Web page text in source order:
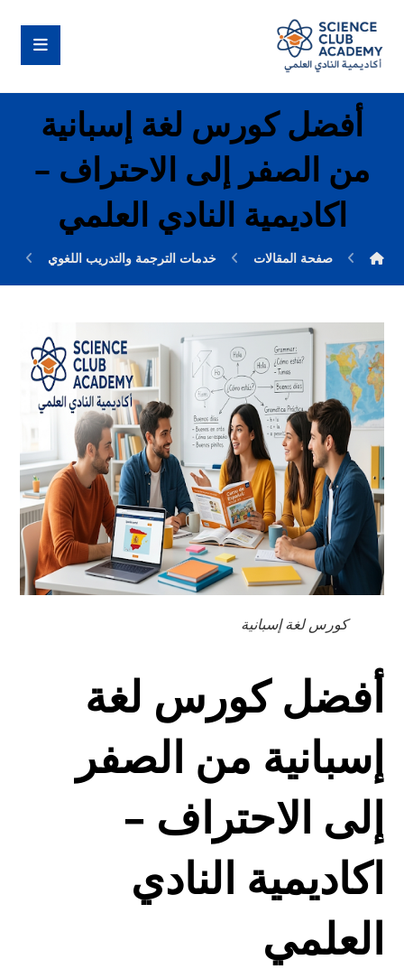
أفضل كورس لغة إسبانية
من الصفر إلى الاحتراف –
اكاديمية النادي العلمي
صفحة المقالات خدمات الترجمة والتدريب اللغوي
كورس لغة إسبانية
أفضل كورس لغة
إسبانية من الصفر
إلى الاحتراف –
اكاديمية النادي
العلمي